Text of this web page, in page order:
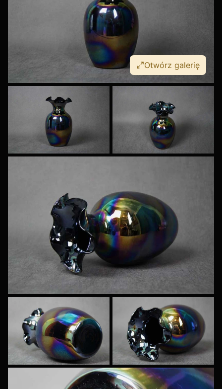
Otwórz galerię